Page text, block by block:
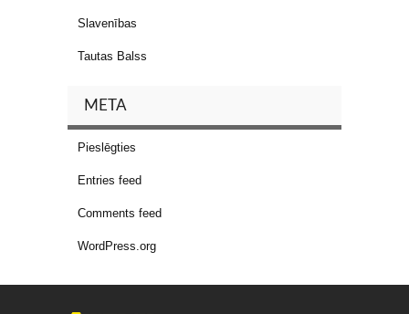
Slavenības
Tautas Balss
META
Pieslēgties
Entries feed
Comments feed
WordPress.org